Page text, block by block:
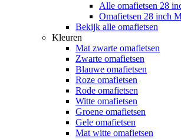
Alle omafietsen 28
Omafietsen 28 inch
Bekijk alle omafietsen
Kleuren
Mat zwarte omafietsen
Zwarte omafietsen
Blauwe omafietsen
Roze omafietsen
Rode omafietsen
Witte omafietsen
Groene omafietsen
Gele omafietsen
Mat witte omafietsen